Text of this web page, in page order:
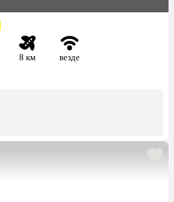
8 км везде